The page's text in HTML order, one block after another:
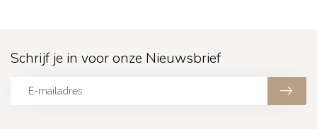
Schrijf je in voor onze Nieuwsbrief